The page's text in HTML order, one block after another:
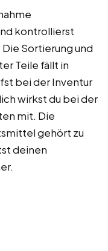
kontrollierst
Sortierung und
Teile fällt in
bei der Inventur
wirkst du bei der
mit. Die
gehört zu
deinen